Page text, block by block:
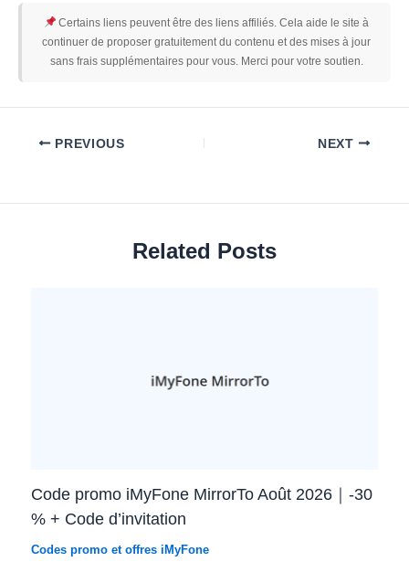
Certains liens peuvent être des liens affiliés. Cela aide le site à
continuer de proposer gratuitement du contenu et des mises à jour
sans frais supplémentaires pour vous. Merci pour votre soutien.
PREVIOUS NEXT
Related Posts
Code promo iMyFone MirrorTo Août 2026｜-30
% + Code d’invitation
Codes promo et offres iMyFone